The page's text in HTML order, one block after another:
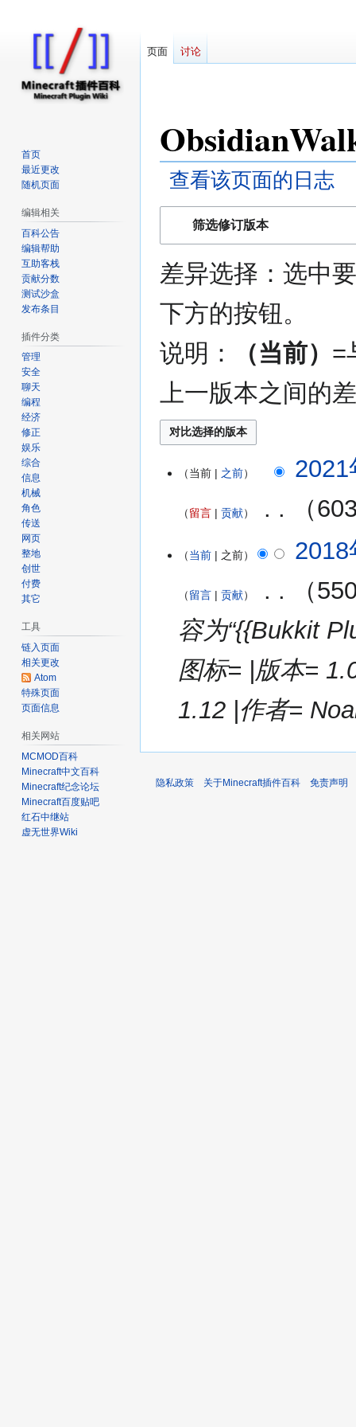
因近日遭受攻
查看该页面的日志
导
航
搜
索
筛选修订版本
差异选择：选中
下方的按钮。
说明：
（当前） =
上一版本之间的
年
当前 之前
留言 贡献
编
摘
年
当前 之前
留言 贡献
容为“{{Bukkit
图标= |版本=
1.12 |作者=
页面 讨论
首页
最近更改
随机页面
编辑相关
百科公告
编辑帮助
互助客栈
贡献分数
测试沙盒
发布条目
插件分类
管理
安全
聊天
编程
经济
修正
娱乐
综合
信息
机械
角色
传送
网页
整地
创世
付费
其它
工具
链入页面
相关更改
Atom
特殊页面
页面信息
相关网站
MCMOD百科
Minecraft中文百科
Minecraft纪念论坛
Minecraft百度贴吧
红石中继站
虚无世界Wiki
隐私政策 关于Minecraft插件百科 免责声明